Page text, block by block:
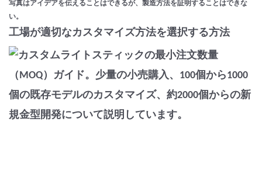
写真はアイデアを伝えることはできるが、製造方法を証明することはできな
い。
工場が適切なカスタマイズ方法を選択する方法